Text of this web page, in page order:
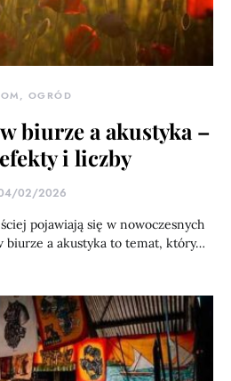
OGRÓD
biurze a akustyka –
i liczby
02/2026
pojawiają się w nowoczesnych
biurze a akustyka to temat, który…